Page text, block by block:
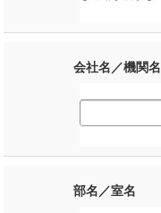
会社名／機関名
部名／室名